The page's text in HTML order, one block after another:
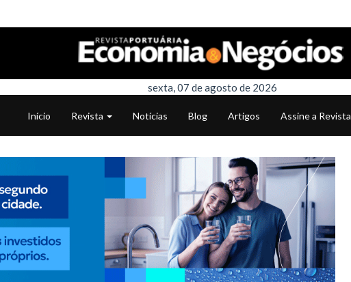
sexta, 07 de agosto de 2026
Início Revista Notícias Blog Artigos Assine a Revista